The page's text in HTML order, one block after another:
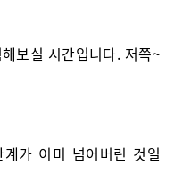
보실 시간입니다. 저쪽~
가 이미 넘어버린 것일